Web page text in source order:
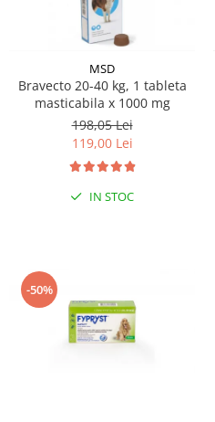
MSD
Bravecto 20-40 kg, 1 tableta
masticabila x 1000 mg
198,05 Lei
119,00 Lei
IN STOC
-50%